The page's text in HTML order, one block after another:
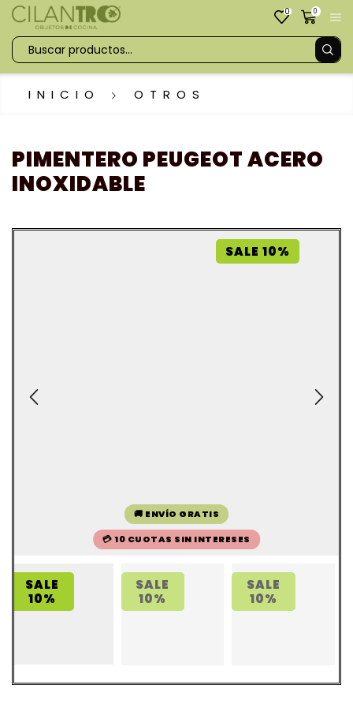
0 0
INICIO OTROS
PIMENTERO PEUGEOT ACERO
INOXIDABLE
SALE 10%
🚚 ENVÍO GRATIS
💳 10 CUOTAS SIN INTERESES
SALE
10%
SALE
10%
SALE
10%